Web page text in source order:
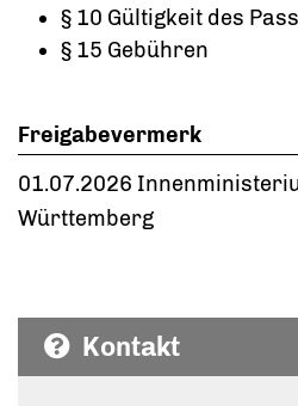
§ 10 Gültigkeit des
§ 15 Gebühren
Freigabevermerk
01.07.2026
Württemberg
Kontakt